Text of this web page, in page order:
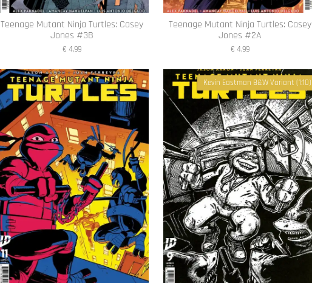
Teenage Mutant Ninja Turtles: Casey
Jones #3B
€ 4,99
Teenage Mutant Ninja Turtles: Casey
Jones #2A
€ 4,99
Kevin Eastman B&W Variant (1:10)